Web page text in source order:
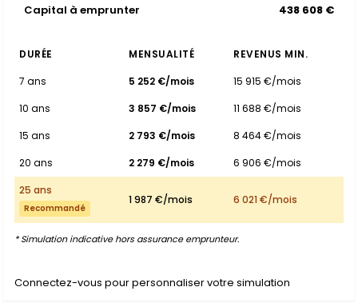
Capital à emprunter 438 608 €
DURÉE MENSUALITÉ
REVENUS MIN.
7 ans
5 252 €/mois
15 915 €/mois
10 ans
3 857 €/mois
11 688 €/mois
15 ans
2 793 €/mois
8 464 €/mois
20 ans
2 279 €/mois
6 906 €/mois
25 ans
Recommandé
1 987 €/mois 6 021 €/mois
* Simulation indicative hors assurance emprunteur.
Connectez-vous pour personnaliser votre simulation